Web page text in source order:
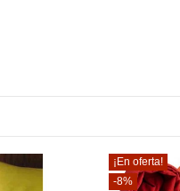
¡En oferta!
-8%